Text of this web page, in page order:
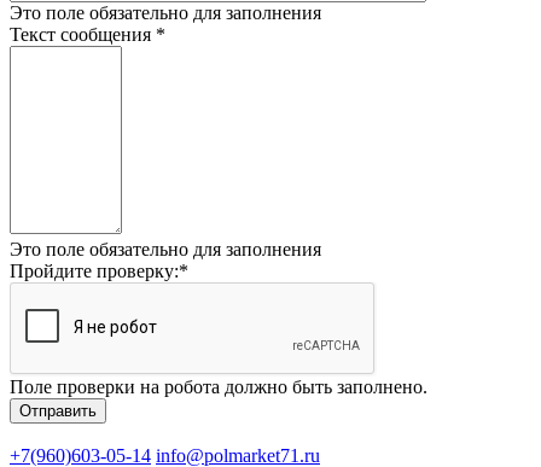
Это поле обязательно для заполнения
Текст сообщения *
Это поле обязательно для заполнения
Пройдите проверку:*
Поле проверки на робота должно быть заполнено.
+7(960)603-05-14 info@polmarket71.ru